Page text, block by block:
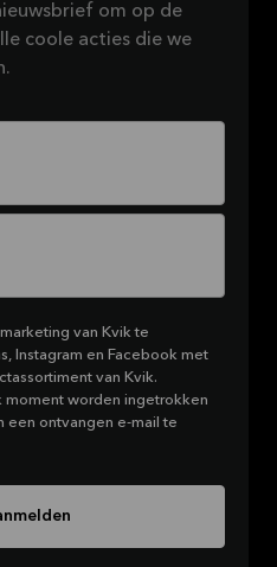
om op de
coole acties die we
van Kvik te
Instagram en Facebook met
van Kvik.
moment worden ingetrokken
een ontvangen e-mail te